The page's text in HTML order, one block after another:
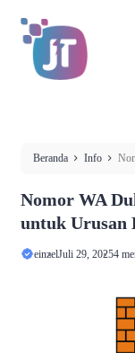
Beranda Info
Nomor WA
untuk Urusan
einzelJuli 29, 20254